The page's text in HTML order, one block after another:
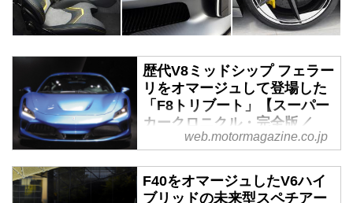
歴代V8ミッドシップ フェラー
リをオマージュして登場した
「F8トリブート」【スーパー
カークロニクル・完全版／
071】 - Webモーターマガジ
伝説として始まり、革新へと至っ
たスーパーカーたち。1970年代
web.motormagazine.co.jp
F40をオマージュしたV6ハイ
ブリッドの未来型スペチアー